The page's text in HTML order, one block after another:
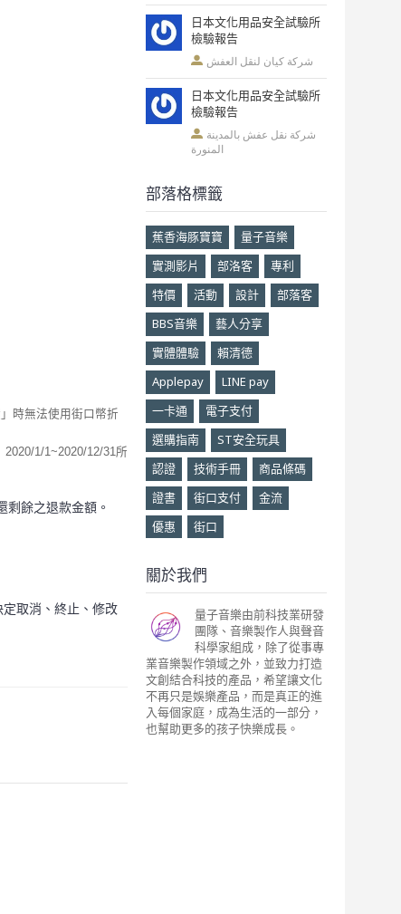
日本文化用品安全試驗所
檢驗報告
شركة كيان لنقل العفش
日本文化用品安全試驗所
檢驗報告
شركة نقل عفش بالمدينة
المنورة
部落格標籤
蕉香海豚寶寶
量子音樂
實測影片
部洛客
專利
特價
活動 設計
部落客
BBS音樂
藝人分享
實體體驗
賴清德
Applepay
LINE pay
一卡通
電子支付
選購指南
ST安全玩具
認證
技術手冊
商品條碼
證書
街口支付
金流
優惠
街口
關於我們
量子音樂由前科技業研發
團隊、音樂製作人與聲音
科學家組成，除了從事專
業音樂製作領域之外，並致力打造
文創結合科技的產品，希望讓文化
不再只是娛樂產品，而是真正的進
入每個家庭，成為生活的一部分，
也幫助更多的孩子快樂成長。
時無法使用街口幣折
1/1~2020/12/31所
餘之退款金額。
取消、終止、修改